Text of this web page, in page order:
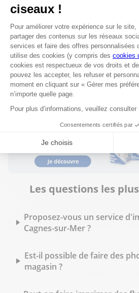
491 voie Georges
83300 Draguignan
Fermé aujourd'hui
04 94 85
Voir
Les questions les
Proposez-vous un service
Cagnes-sur-Mer ?
Est-il possible de faire des
magasin ?